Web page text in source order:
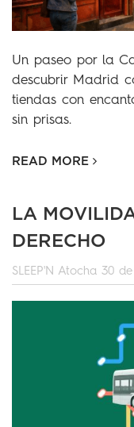
Un paseo por la
descubrir Madrid
tiendas con
sin prisas.
READ MORE
LA
DERECHO
SLEEP'N Atocha 30